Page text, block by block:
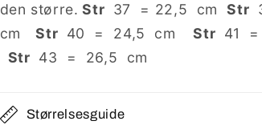
den større. Str 37 = 22,5 cmStr
cm Str 40 = 24,5 cm Str 41
Str 43 = 26,5 cm
Størrelsesguide